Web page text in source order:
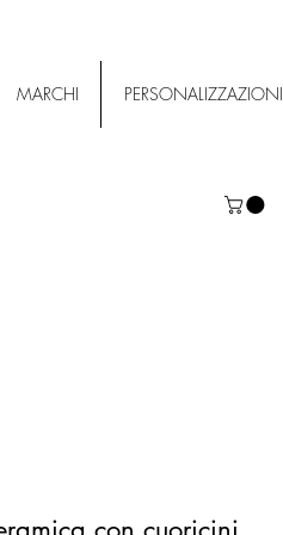
MARCHI PERSONALIZZAZIONI